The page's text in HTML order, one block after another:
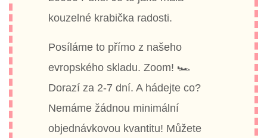
kouzelné krabička radosti.
Posíláme to přímo z našeho
evropského skladu. Zoom! 🏎️
Dorazí za 2-7 dní. A hádejte co?
Nemáme žádnou minimální
objednávkovou kvantitu! Můžete